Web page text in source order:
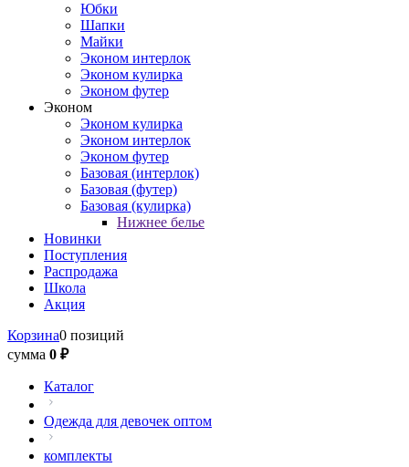
Юбки
Шапки
Майки
Эконом интерлок
Эконом кулирка
Эконом футер
Эконом
Эконом кулирка
Эконом интерлок
Эконом футер
Базовая (интерлок)
Базовая (футер)
Базовая (кулирка)
Нижнее белье
Новинки
Поступления
Распродажа
Школа
Акция
Корзина0 позиций
сумма 0 ₽
Каталог
Одежда для девочек оптом
комплекты